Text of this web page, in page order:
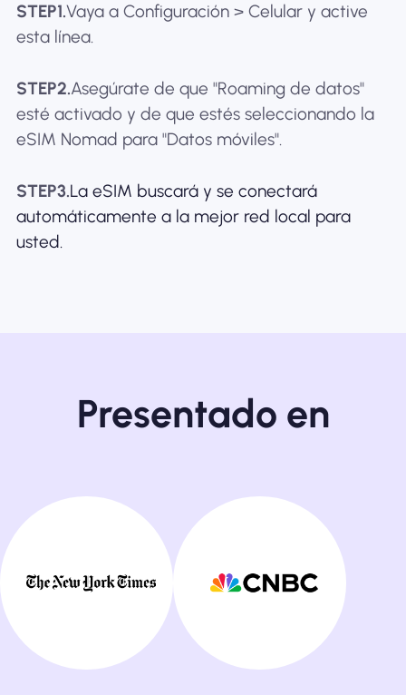
STEP1.Vaya a Configuración > Celular y active
esta línea.
STEP2.Asegúrate de que "Roaming de datos"
esté activado y de que estés seleccionando la
eSIM Nomad para "Datos móviles".
STEP3.La eSIM buscará y se conectará
automáticamente a la mejor red local para
usted.
Presentado en